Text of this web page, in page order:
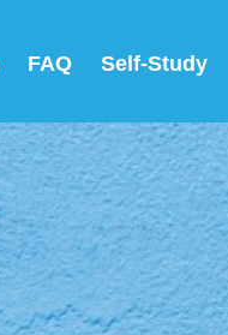
FAQ Self-Study